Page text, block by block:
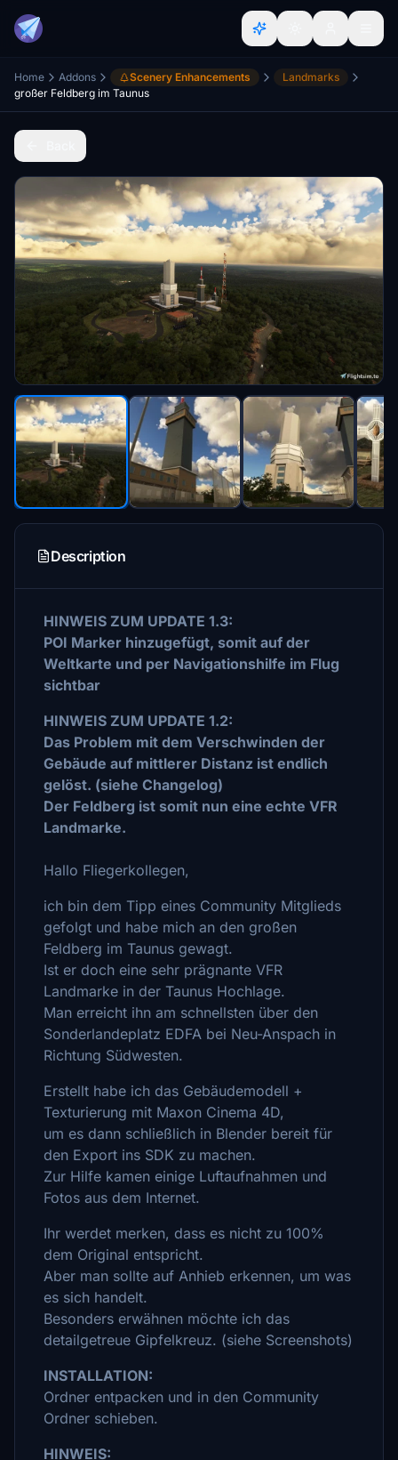
Home Addons Scenery Enhancements
Landmarks
großer Feldberg im Taunus
Description
HINWEIS ZUM UPDATE 1.3:
POI Marker hinzugefügt, somit auf der
Weltkarte und per Navigationshilfe im Flug
sichtbar
HINWEIS ZUM UPDATE 1.2:
Das Problem mit dem Verschwinden der
Gebäude auf mittlerer Distanz ist endlich
gelöst. (siehe Changelog)
Der Feldberg ist somit nun eine echte VFR
Landmarke.
Hallo Fliegerkollegen,
ich bin dem Tipp eines Community Mitglieds
gefolgt und habe mich an den großen
Feldberg im Taunus gewagt.
Ist er doch eine sehr prägnante VFR
Landmarke in der Taunus Hochlage.
Man erreicht ihn am schnellsten über den
Sonderlandeplatz EDFA bei Neu-Anspach in
Richtung Südwesten.
Erstellt habe ich das Gebäudemodell +
Texturierung mit Maxon Cinema 4D,
um es dann schließlich in Blender bereit für
den Export ins SDK zu machen.
Zur Hilfe kamen einige Luftaufnahmen und
Fotos aus dem Internet.
Ihr werdet merken, dass es nicht zu 100%
dem Original entspricht.
Aber man sollte auf Anhieb erkennen, um was
es sich handelt.
Besonders erwähnen möchte ich das
detailgetreue Gipfelkreuz. (siehe Screenshots)
INSTALLATION:
Ordner entpacken und in den Community
Ordner schieben.
HINWEIS: